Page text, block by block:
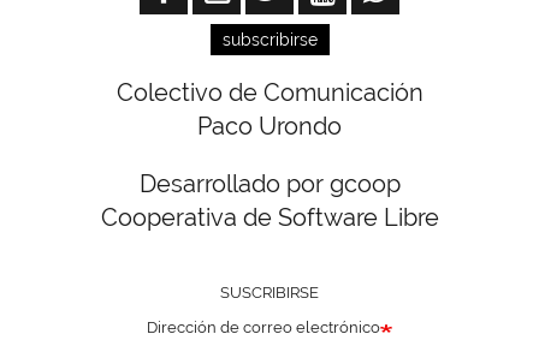
subscribirse
Colectivo de Comunicación
Paco Urondo
Desarrollado por gcoop
Cooperativa de Software Libre
SUSCRIBIRSE
Dirección de correo electrónico